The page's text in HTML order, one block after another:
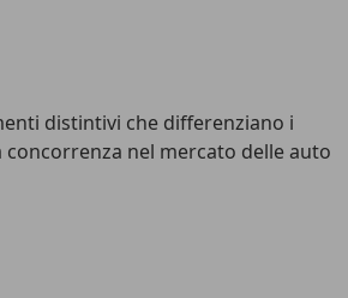
distintivi che differenziano i
concorrenza nel mercato delle auto